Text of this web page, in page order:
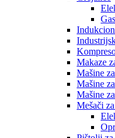
Makaze
Mašine
Mašine
Mašine
Mešači